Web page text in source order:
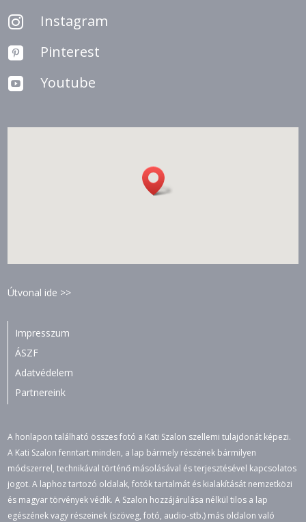
 Instagram
 Pinterest
 Youtube
Útvonal ide >>
Impresszum
ÁSZF
Adatvédelem
Partnereink
A honlapon található összes fotó a Kati Szalon szellemi tulajdonát képezi.
A Kati Szalon fenntart minden, a lap bármely részének bármilyen
módszerrel, technikával történő másolásával és terjesztésével kapcsolatos
jogot. A laphoz tartozó oldalak, fotók tartalmát és kialakítását nemzetközi
és magyar törvények védik. A Szalon hozzájárulása nélkül tilos a lap
egészének vagy részeinek (szöveg, fotó, audio-stb.) más oldalon való